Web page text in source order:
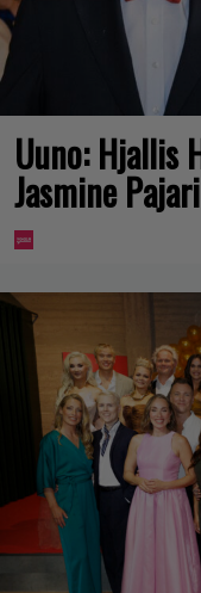
Uuno: Hjallis
Jasmine